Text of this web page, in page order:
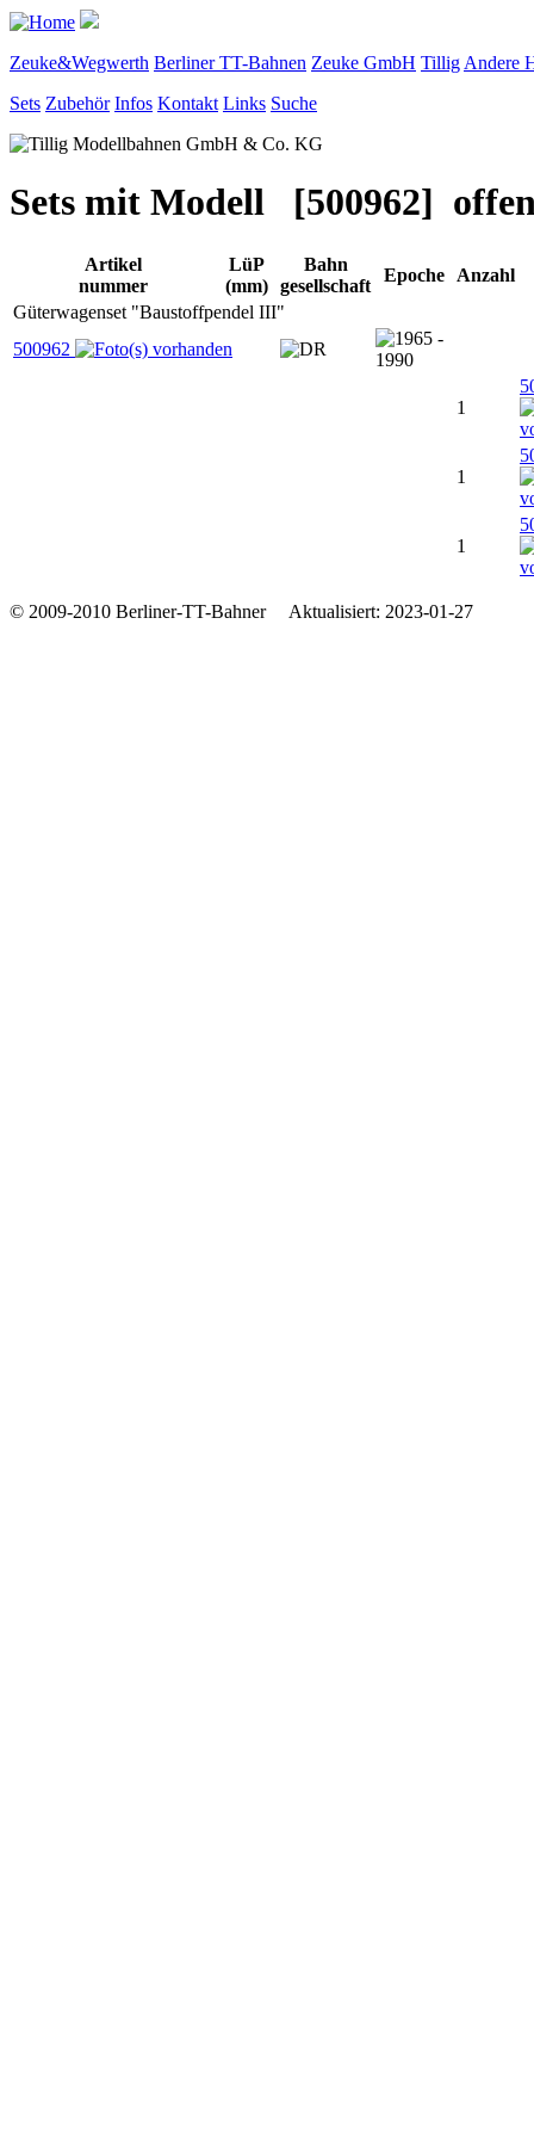
Zeuke&Wegwerth Berliner TT-Bahnen Zeuke GmbH Tillig Andere
Sets Zubehör Infos Kontakt Links Suche
Sets mit Modell [500962]
Artikel
nummer
LüP
(mm)
Bahn
gesellschaft
Epoche
Anzahl
Güterwagenset "Baustoffpendel III"
500962
1
1
1
© 2009-2010 Berliner-TT-Bahner Aktualisiert: 2023-01-27